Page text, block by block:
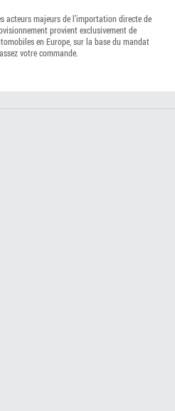
acteurs majeurs de l’importation directe de
provient exclusivement de
en Europe, sur la base du mandat
votre commande.